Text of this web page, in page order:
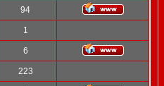
94
1
6
223